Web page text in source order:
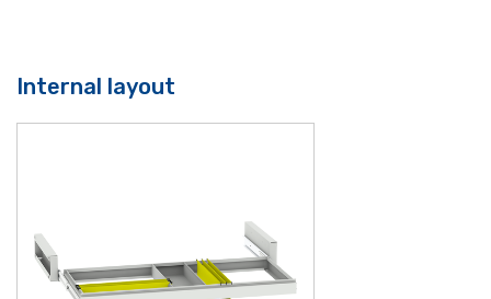
Internal layout